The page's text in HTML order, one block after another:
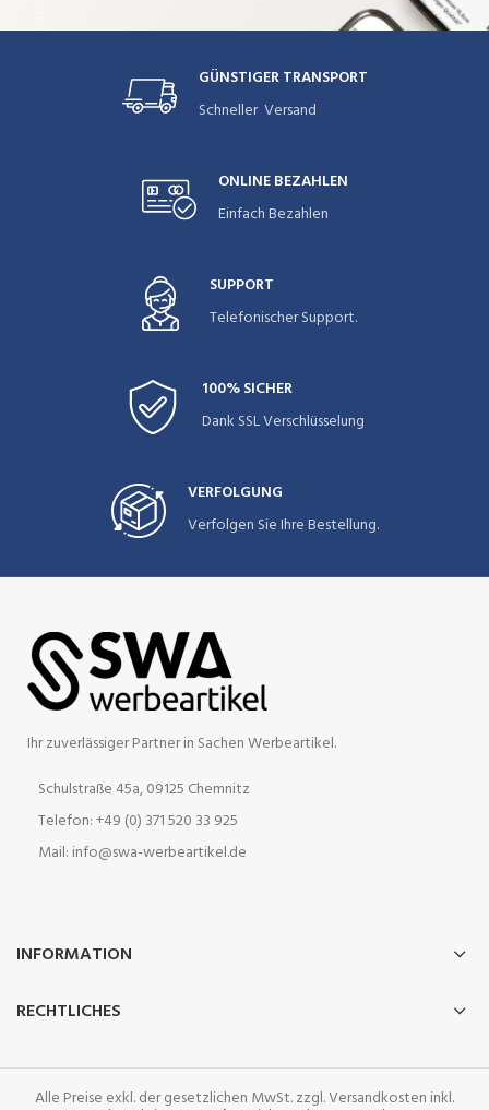
GÜNSTIGER TRANSPORT
Schneller Versand
ONLINE BEZAHLEN
Einfach Bezahlen
SUPPORT
Telefonischer Support.
100% SICHER
Dank SSL Verschlüsselung
VERFOLGUNG
Verfolgen Sie Ihre Bestellung.
Ihr zuverlässiger Partner in Sachen Werbeartikel.
Schulstraße 45a, 09125 Chemnitz
Telefon: +49 (0) 371 520 33 925
Mail: info@swa-werbeartikel.de
INFORMATION
RECHTLICHES
Alle Preise exkl. der gesetzlichen MwSt. zzgl. Versandkosten inkl.